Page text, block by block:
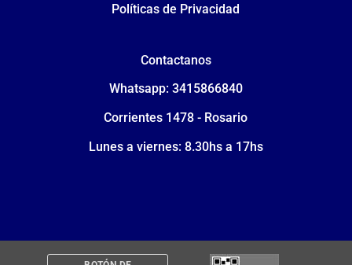
Políticas de Privacidad
Contactanos
Whatsapp: 3415866840
Corrientes 1478 - Rosario
Lunes a viernes: 8.30hs a 17hs